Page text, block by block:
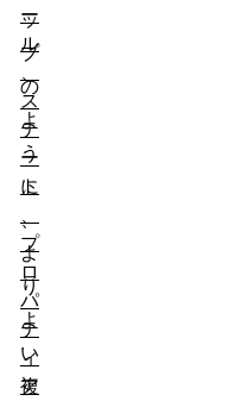
ッ
プ
の
よ
う
に
、
よ
り
よ
い
ア
ー
ル
、
ス
テ
ー
ト
、
プ
ロ
パ
テ
ィ
複